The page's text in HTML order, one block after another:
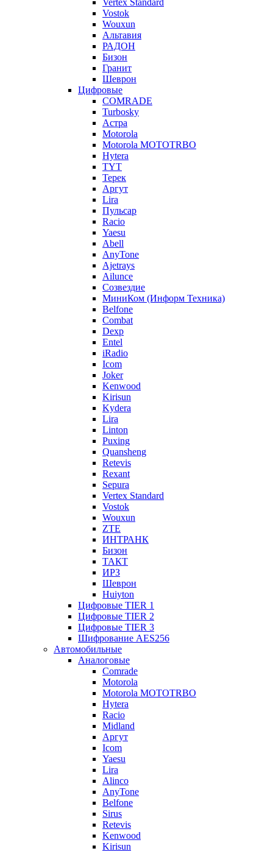
Vertex Standard
Vostok
Wouxun
Альтавия
РАДОН
Бизон
Гранит
Шеврон
Цифровые
COMRADE
Turbosky
Астра
Motorola
Motorola MOTOTRBO
Hytera
TYT
Терек
Аргут
Lira
Пульсар
Racio
Yaesu
Abell
AnyTone
Ajetrays
Ailunce
Созвездие
МиниКом (Информ Техника)
Belfone
Combat
Dexp
Entel
iRadio
Icom
Joker
Kenwood
Kirisun
Kydera
Lira
Linton
Puxing
Quansheng
Retevis
Rexant
Sepura
Vertex Standard
Vostok
Wouxun
ZTE
ИНТРАНК
Бизон
ТАКТ
ИРЗ
Шеврон
Huiyton
Цифровые TIER 1
Цифровые TIER 2
Цифровые TIER 3
Шифрование AES256
Автомобильные
Аналоговые
Comrade
Motorola
Motorola MOTOTRBO
Hytera
Racio
Midland
Аргут
Icom
Yaesu
Lira
Alinco
AnyTone
Belfone
Sirus
Retevis
Kenwood
Kirisun